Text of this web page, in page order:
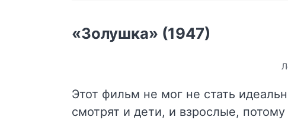
«Золушка» (1947)
Этот фильм не мог не стать
смотрят и дети, и взрослые,